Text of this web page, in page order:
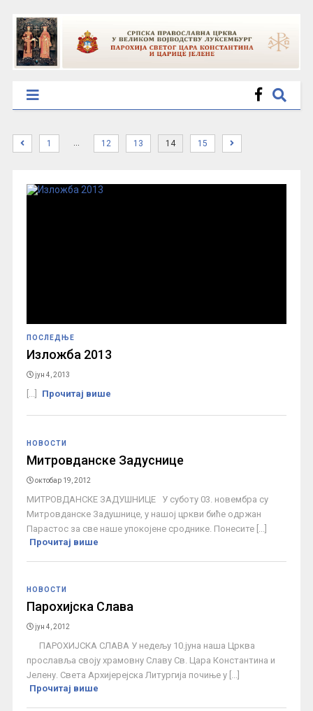
1 … 12 13 14 15
ПОСЛЕДЊЕ
Изложба 2013
јун 4, 2013
[...] Прочитај више
НОВОСТИ
Митровданске Задуснице
октобар 19, 2012
МИТРОВДАНСКЕ ЗАДУШНИЦЕ У суботу 03. новембра су
Митровданске Задушнице, у нашој цркви биће одржан
Парастос за све наше упокојене сроднике. Понесите [...]
Прочитај више
НОВОСТИ
Парохијска Слава
јун 4, 2012
ПАРОХИЈСКА СЛАВА У недељу 10.јуна наша Црква
прославља своју храмовну Славу Св. Цара Константина и
Јелену. Света Архијерејска Литургија почиње у [...]
Прочитај више